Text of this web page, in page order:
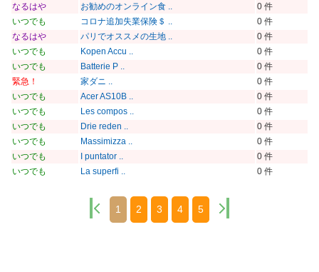
なるはや
お勧めのオンライン食 ..
0 件
いつでも
コロナ追加失業保険＄ ..
0 件
なるはや
パリでオススメの生地 ..
0 件
いつでも
Kopen Accu ..
0 件
いつでも
Batterie P ..
0 件
緊急！
家ダニ ..
0 件
いつでも
Acer AS10B ..
0 件
いつでも
Les compos ..
0 件
いつでも
Drie reden ..
0 件
いつでも
Massimizza ..
0 件
いつでも
I puntator ..
0 件
いつでも
La superfi .. 0 件
1 2 3 4 5